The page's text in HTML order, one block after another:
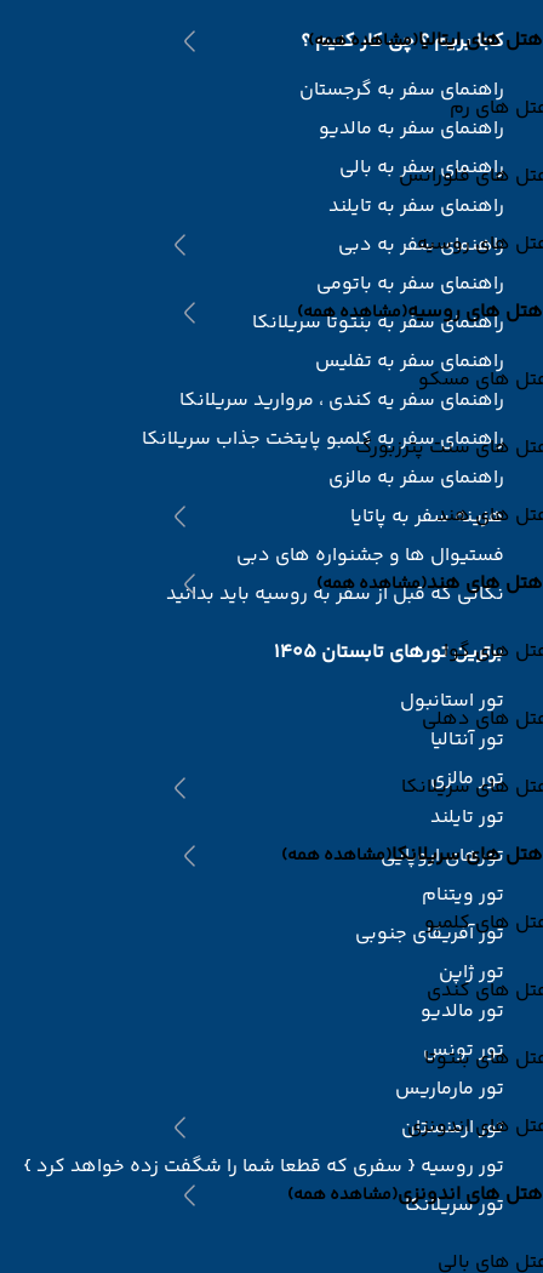
هتل های ایتالیا(مشاهده همه)
های رم
های فلورانس
های روسیه
هتل های روسیه(مشاهده همه)
های مسکو
های سنت پترزبورگ
های هند
هتل های هند(مشاهده همه)
های گوا
های دهلی
های سریلانکا
هتل های سریلانکا(مشاهده همه)
های کلمبو
های کندی
های بنتوتا
های اندونزی
هتل های اندونزی(مشاهده همه)
های بالی
کجا بریم ؟ چی کار کنیم ؟
راهنمای سفر به گرجستان
راهنمای سفر به مالدیو
راهنمای سفر به بالی
راهنمای سفر به تایلند
راهنمای سفر به دبی
راهنمای سفر به باتومی
راهنمای سفر به بنتوتا سریلانکا
راهنمای سفر به تفلیس
راهنمای سفر یه کندی ، مروارید سریلانکا
راهنمای سفر به کلمبو پایتخت جذاب سریلانکا
راهنمای سفر به مالزی
هزینه سفر به پاتایا
فستیوال ها و جشنواره های دبی
نکاتی که قبل از سفر به روسیه باید بدانید
برترین تورهای تابستان 1405
تور استانبول
تور آنتالیا
تور مالزی
تور تایلند
تورهای اروپایی
تور ویتنام
تور آفریقای جنوبی
تور ژاپن
تور مالدیو
تور تونس
تور مارماریس
تور ارمنستان
تور روسیه { سفری که قطعا شما را شگفت زده خواهد کرد }
تور سریلانکا